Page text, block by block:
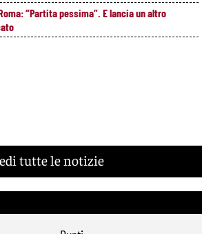
“Partita pessima”. E lancia un altro
tutte le notizie